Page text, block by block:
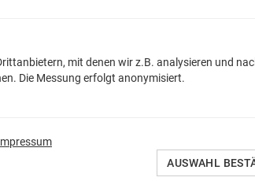
mit denen wir z.B. analysieren und
Die Messung erfolgt anonymisiert.
AUSWAHL